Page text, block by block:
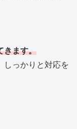
きます。
しっかりと対応を